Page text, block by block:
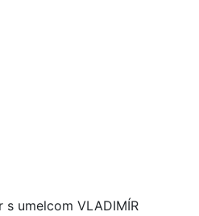
s umelcom VLADIMÍR